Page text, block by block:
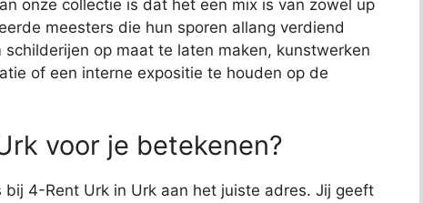
onze collectie is dat het een mix is van zowel up
meesters die hun sporen allang verdiend
op maat te laten maken, kunstwerken
of een interne expositie te houden op de
voor je betekenen?
4-Rent Urk in Urk aan het juiste adres. Jij geeft